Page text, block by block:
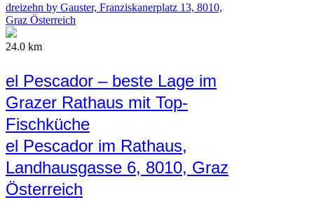
dreizehn by Gauster, Franziskanerplatz 13, 8010,
Graz Österreich
24.0 km
el Pescador – beste Lage im
Grazer Rathaus mit Top-
Fischküche
el Pescador im Rathaus,
Landhausgasse 6, 8010, Graz
Österreich